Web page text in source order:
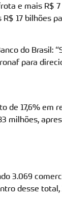
e mais R$
17 bilhões
do Brasil:
para
de 17,6% em
milhões,
3.069
desse